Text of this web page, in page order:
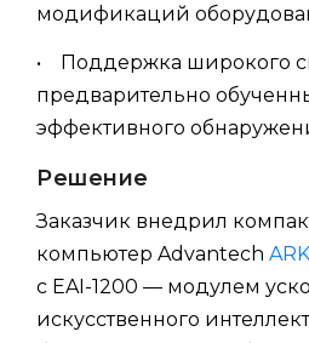
модификаций
• Поддержка широкого
предварительно
эффективного
Решение
Заказчик внедрил
компьютер Advantech
с EAI-1200 — модулем
искусственного